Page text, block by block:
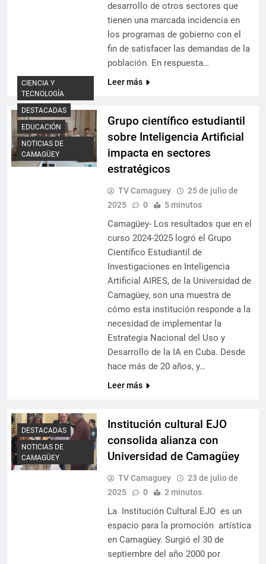
desarrollo de otros sectores que
tienen una marcada incidencia en
los programas de gobierno con el
fin de satisfacer las demandas de la
población. En respuesta…
Leer más
CIENCIA Y
TECNOLOGÍA
DESTACADAS
EDUCACIÓN
NOTICIAS DE
CAMAGÜEY
Grupo científico estudiantil
sobre Inteligencia Artificial
impacta en sectores
estratégicos
TV Camaguey
25 de julio de
2025
0 5 minutos
Camagüey- Los resultados que en el
curso 2024-2025 logró el Grupo
Científico Estudiantil de
Investigaciones en Inteligencia
Artificial AIRES, de la Universidad de
Camagüey, son una muestra de
cómo esta institución responde a la
necesidad de implementar la
Estrategia Nacional del Uso y
Desarrollo de la IA en Cuba. Desde
hace más de 20 años, y…
Leer más
DESTACADAS
NOTICIAS DE
CAMAGÜEY
Institución cultural EJO
consolida alianza con
Universidad de Camagüey
TV Camaguey
23 de julio de
2025
0 2 minutos
La Institución Cultural EJO es un
espacio para la promoción artística
en Camagüey. Surgió el 30 de
septiembre del año 2000 por